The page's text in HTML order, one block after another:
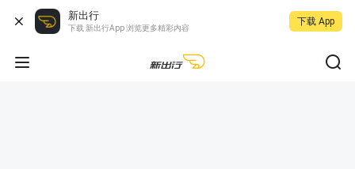
新出行
下载 新出行App 浏览更多精彩内容
下载 App